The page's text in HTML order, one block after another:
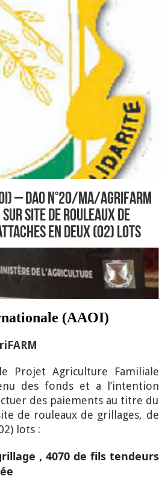
– DAO N°20/MA/AgriFARM
site de rouleaux de
en deux (02) lots
(AAOI)
Projet Agriculture Familiale
des fonds et a l’intention
des paiements au titre du
de rouleaux de grillages, de
lots :
, 4070 de fils tendeurs